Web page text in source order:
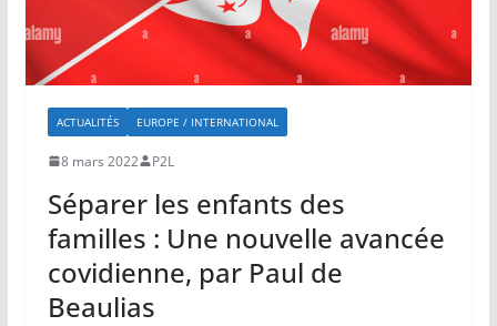
ACTUALITÉS EUROPE / INTERNATIONAL
8 mars 2022 P2L
Séparer les enfants des
familles : Une nouvelle avancée
covidienne, par Paul de
Beaulias